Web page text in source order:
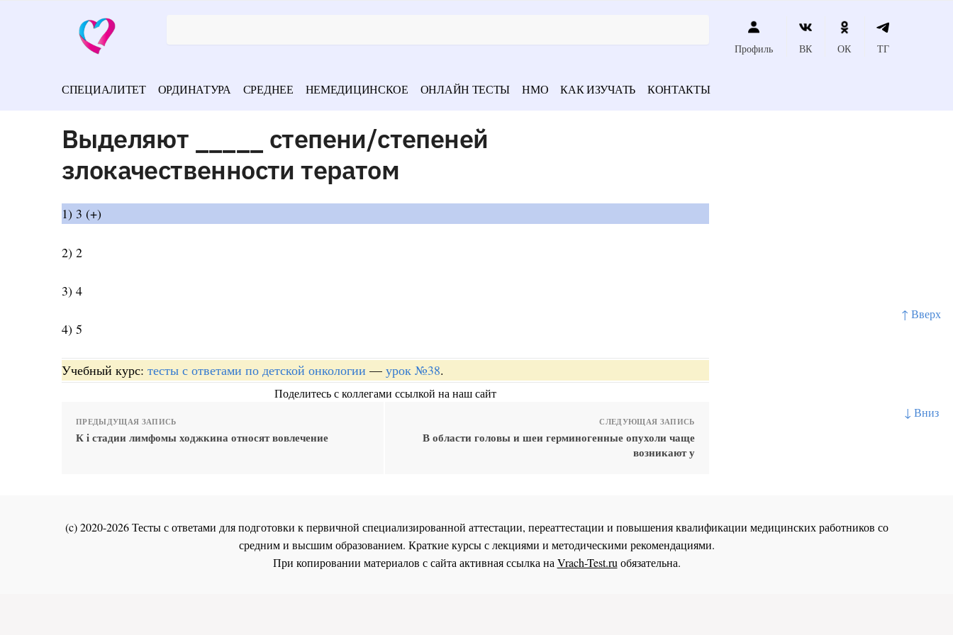
↑ Вверх
↓ Вниз
Профиль ВК ОК ТГ
СПЕЦИАЛИТЕТ ОРДИНАТУРА СРЕДНЕЕ НЕМЕДИЦИНСКОЕ ОНЛАЙН ТЕСТЫ НМО КАК ИЗУЧАТЬ КОНТАКТЫ
Выделяют _____ степени/степеней
злокачественности тератом
1) 3 (+)
2) 2
3) 4
4) 5
Учебный курс: тесты с ответами по детской онкологии — урок №38.
Поделитесь с коллегами ссылкой на наш сайт
ПРЕДЫДУЩАЯ ЗАПИСЬ
К i стадии лимфомы ходжкина относят вовлечение
СЛЕДУЮЩАЯ ЗАПИСЬ
В области головы и шеи герминогенные опухоли чаще
возникают у
(c) 2020-2026 Тесты с ответами для подготовки к первичной специализированной аттестации, переаттестации и повышения квалификации медицинских работников со
средним и высшим образованием. Краткие курсы с лекциями и методическими рекомендациями.
При копировании материалов с сайта активная ссылка на Vrach-Test.ru обязательна.